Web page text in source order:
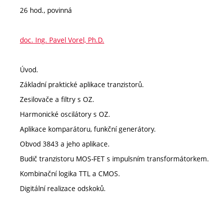
26 hod., povinná
doc. Ing. Pavel Vorel, Ph.D.
Úvod.
Základní praktické aplikace tranzistorů.
Zesilovače a filtry s OZ.
Harmonické oscilátory s OZ.
Aplikace komparátoru, funkční generátory.
Obvod 3843 a jeho aplikace.
Budič tranzistoru MOS-FET s impulsním transformátorkem.
Kombinační logika TTL a CMOS.
Digitální realizace odskoků.